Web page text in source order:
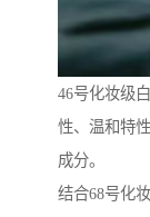
46号化妆级
性、温和特
成分。
结合68号化